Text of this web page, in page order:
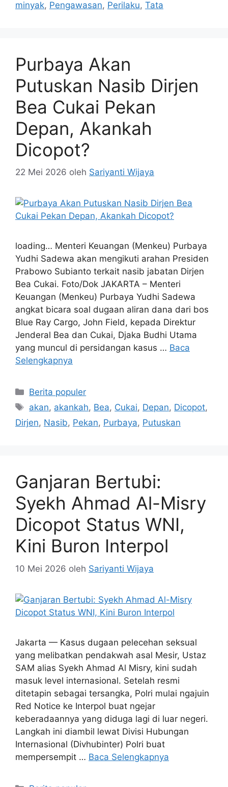
minyak, Pengawasan, Perilaku, Tata
Purbaya Akan
Putuskan Nasib Dirjen
Bea Cukai Pekan
Depan, Akankah
Dicopot?
22 Mei 2026 oleh Sariyanti Wijaya
loading… Menteri Keuangan (Menkeu) Purbaya
Yudhi Sadewa akan mengikuti arahan Presiden
Prabowo Subianto terkait nasib jabatan Dirjen
Bea Cukai. Foto/Dok JAKARTA – Menteri
Keuangan (Menkeu) Purbaya Yudhi Sadewa
angkat bicara soal dugaan aliran dana dari bos
Blue Ray Cargo, John Field, kepada Direktur
Jenderal Bea dan Cukai, Djaka Budhi Utama
yang muncul di persidangan kasus … Baca
Selengkapnya
Kategori
Berita populer
Tag
akan, akankah, Bea, Cukai, Depan, Dicopot,
Dirjen, Nasib, Pekan, Purbaya, Putuskan
Ganjaran Bertubi:
Syekh Ahmad Al-Misry
Dicopot Status WNI,
Kini Buron Interpol
10 Mei 2026 oleh Sariyanti Wijaya
Jakarta — Kasus dugaan pelecehan seksual
yang melibatkan pendakwah asal Mesir, Ustaz
SAM alias Syekh Ahmad Al Misry, kini sudah
masuk level internasional. Setelah resmi
ditetapin sebagai tersangka, Polri mulai ngajuin
Red Notice ke Interpol buat ngejar
keberadaannya yang diduga lagi di luar negeri.
Langkah ini diambil lewat Divisi Hubungan
Internasional (Divhubinter) Polri buat
mempersempit … Baca Selengkapnya